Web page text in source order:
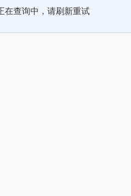
在查询中，请刷新重试